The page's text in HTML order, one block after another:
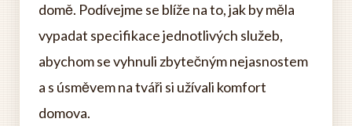
domě. Podívejme se blíže na to, jak by měla
vypadat specifikace jednotlivých služeb,
abychom se vyhnuli zbytečným nejasnostem
a s úsměvem na tváři si užívali komfort
domova.